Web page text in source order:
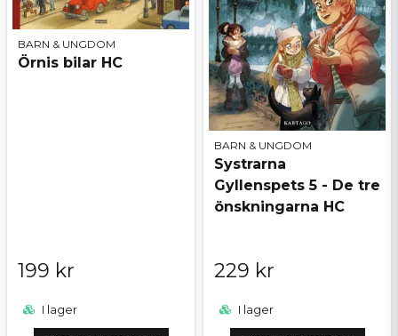
BARN & UNGDOM
Örnis bilar HC
199 kr
I lager
BARN & UNGDOM
Systrarna
Gyllenspets 5 - De tre
önskningarna HC
229 kr
I lager